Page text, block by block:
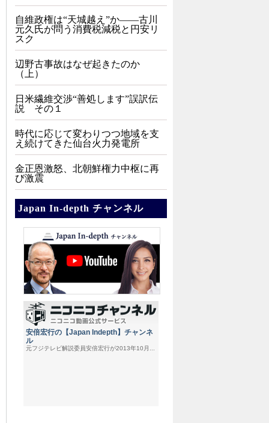
自維政権は“天城越え”か――古川
元久氏が問う消費税減税と円安リ
スク
辺野古事故はなぜ起きたのか
（上）
日米繊維交渉“善処します”誤訳伝
説 その１
時代に応じて変わりつつ地域を支
え続けてきた仙台火力発電所
金正恩激怒、北朝鮮権力中枢に再
び激震
Japan In-depth チャンネル